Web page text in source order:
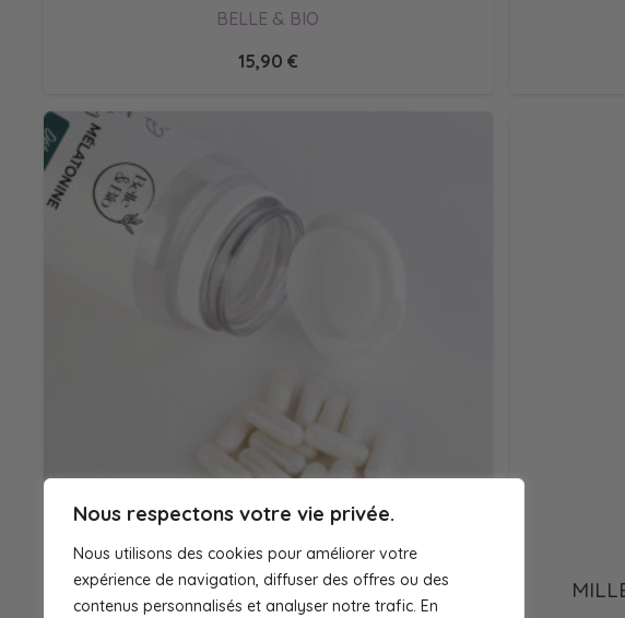
Nous respectons votre vie privée.
Nous utilisons des cookies pour améliorer votre
expérience de navigation, diffuser des offres ou des
contenus personnalisés et analyser notre trafic. En
BELLE & BIO
15,90 €
MÉLATONINE | BELLE & BIO | – SOMMEIL